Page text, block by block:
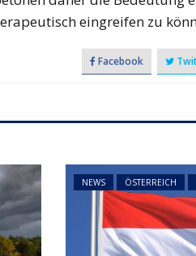
eingreifen zu
Facebook
NEWS ÖSTERREICH
setzt